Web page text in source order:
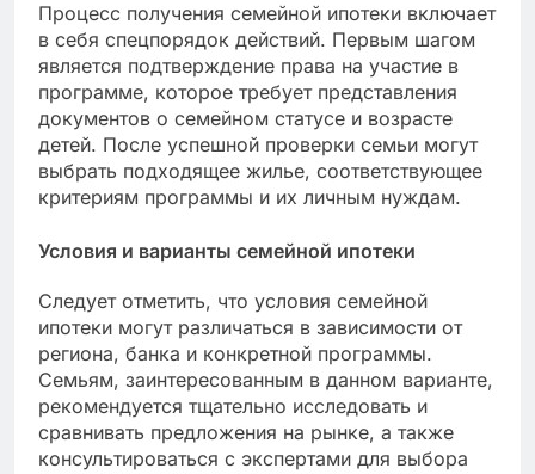
Процесс получения семейной ипотеки включает
в себя спецпорядок действий. Первым шагом
является подтверждение права на участие в
программе, которое требует представления
документов о семейном статусе и возрасте
детей. После успешной проверки семьи могут
выбрать подходящее жилье, соответствующее
критериям программы и их личным нуждам.
Условия и варианты семейной ипотеки
Следует отметить, что условия семейной
ипотеки могут различаться в зависимости от
региона, банка и конкретной программы.
Семьям, заинтересованным в данном варианте,
рекомендуется тщательно исследовать и
сравнивать предложения на рынке, а также
консультироваться с экспертами для выбора